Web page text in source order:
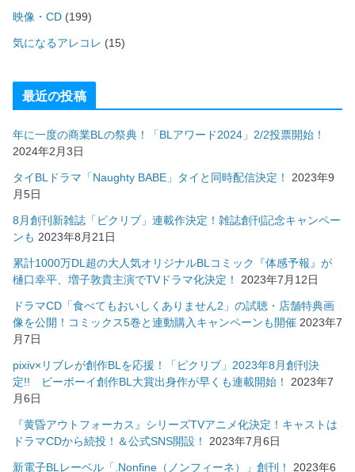
映像・CD (199)
気になるアレコレ (15)
最近の投稿
年に一度の商業BLの祭典！「BLアワード2024」2/2投票開始！
2024年2月3日
タイBLドラマ「Naughty BABE」タイと同時配信決定！
2023年9
月5日
8月創刊新雑誌「ピクリブ」連載作決定！雑誌創刊記念キャンペー
ンも 2023年8月21日
累計1000万DL超の大人気オリジナルBLコミック『体感予報』が
樋口幸平、増子敦貴主演でTVドラマ化決定！
2023年7月12日
ドラマCD「食べてもおいしくありません2」の試聴・店舗特典画
像を公開！コミックス5巻と連動購入キャンペーンも開催 2023年7
月7日
pixiv×リブレが創作BLを応援！「ピクリブ」2023年8月創刊決
定!! ビーボーイ創作BL大賞出身作が早くも連載開始！
2023年7
月6日
『黄昏アウトフォーカス』シリーズTVアニメ化決定！キャストは
ドラマCDから続投！＆公式SNS開設！
2023年7月6日
新電子BLレーベル「.Nonfine（ノンフィーネ）」創刊！ 2023年6